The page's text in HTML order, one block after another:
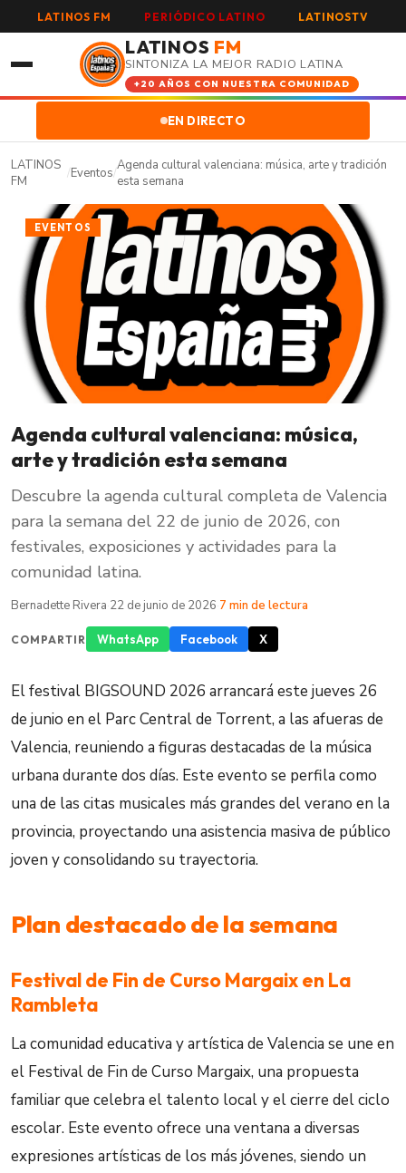
LATINOS FM PERIÓDICO LATINO LATINOSTV
LATINOS FM
SINTONIZA LA MEJOR RADIO LATINA
+20 AÑOS CON NUESTRA COMUNIDAD
EN DIRECTO
LATINOS
FM
/Eventos/Agenda cultural valenciana: música, arte y tradición
esta semana
EVENTOS
Agenda cultural valenciana: música,
arte y tradición esta semana
Descubre la agenda cultural completa de Valencia
para la semana del 22 de junio de 2026, con
festivales, exposiciones y actividades para la
comunidad latina.
Bernadette Rivera·22 de junio de 2026·7 min de lectura
COMPARTIR WhatsApp Facebook X
El festival BIGSOUND 2026 arrancará este jueves 26
de junio en el Parc Central de Torrent, a las afueras de
Valencia, reuniendo a figuras destacadas de la música
urbana durante dos días. Este evento se perfila como
una de las citas musicales más grandes del verano en la
provincia, proyectando una asistencia masiva de público
joven y consolidando su trayectoria.
Plan destacado de la semana
Festival de Fin de Curso Margaix en La
Rambleta
La comunidad educativa y artística de Valencia se une en
el Festival de Fin de Curso Margaix, una propuesta
familiar que celebra el talento local y el cierre del ciclo
escolar. Este evento ofrece una ventana a diversas
expresiones artísticas de los más jóvenes, siendo un